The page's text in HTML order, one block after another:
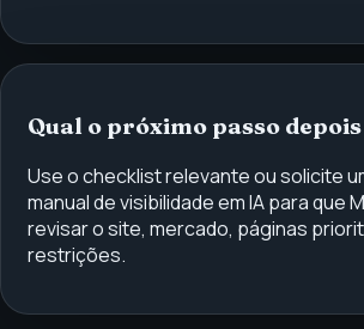
Qual o próximo passo
Use o checklist relevante ou solicite
manual de visibilidade em IA para que
revisar o site, mercado, páginas
restrições.